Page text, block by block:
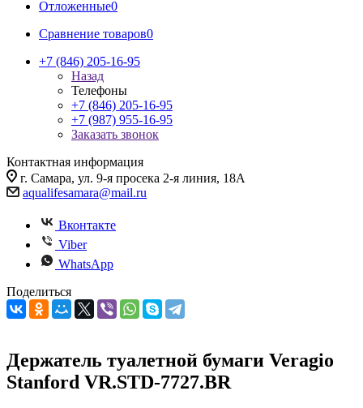
Отложенные0
Сравнение товаров0
+7 (846) 205-16-95
Назад
Телефоны
+7 (846) 205-16-95
+7 (987) 955-16-95
Заказать звонок
Контактная информация
г. Самара, ул. 9-я просека 2-я линия, 18А
aqualifesamara@mail.ru
Вконтакте
Viber
WhatsApp
Поделиться
Держатель туалетной бумаги Veragio
Stanford VR.STD-7727.BR